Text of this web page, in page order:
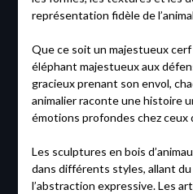
représentation fidèle de
Que ce soit un majestueux
éléphant majestueux aux
gracieux prenant son envol,
animalier raconte une histoire
émotions profondes chez ceux
Les sculptures en bois
dans différents styles, allant du
l’abstraction expressive. Les